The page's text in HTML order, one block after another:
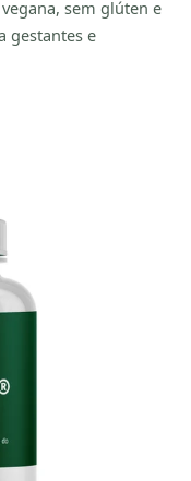
sem glúten e
gestantes e